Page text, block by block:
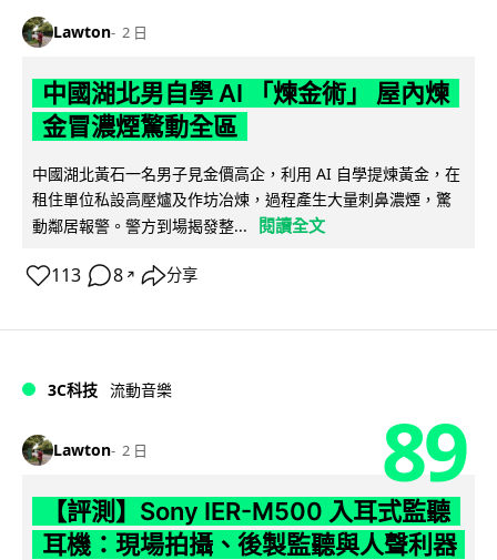
Lawton 2 日
中國湖北男自學 AI 「煉金術」 屋內煉
金冒濃煙驚動全區
中國湖北黃石一名男子見金價高企，利用 AI 自學提煉黃金，在
租住單位私設高壓爐及作坊冶煉，過程產生大量刺鼻濃煙，驚
動鄰居報警。警方到場揭發整...
閱讀全文
113 8 ↗ 分享
3C科技 流動音樂
Lawton 2 日 89
【評測】Sony IER-M500 入耳式監聽
耳機：現場拍攝、後製監聽與人聲利器